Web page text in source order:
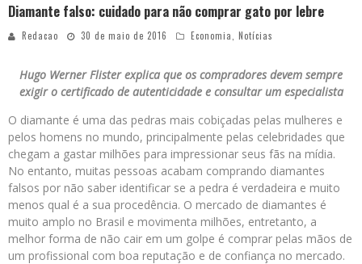
Diamante falso: cuidado para não comprar gato por lebre
Redacao 30 de maio de 2016 Economia Notícias
Hugo Werner Flister explica que os compradores devem sempre
exigir o certificado de autenticidade e consultar um especialista
O diamante é uma das pedras mais cobiçadas pelas mulheres e
pelos homens no mundo, principalmente pelas celebridades que
chegam a gastar milhões para impressionar seus fãs na mídia.
No entanto, muitas pessoas acabam comprando diamantes
falsos por não saber identificar se a pedra é verdadeira e muito
menos qual é a sua procedência. O mercado de diamantes é
muito amplo no Brasil e movimenta milhões, entretanto, a
melhor forma de não cair em um golpe é comprar pelas mãos de
um profissional com boa reputação e de confiança no mercado.